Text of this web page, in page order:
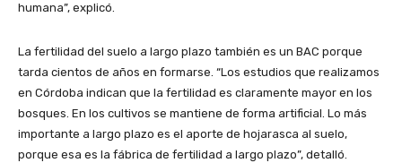
humana”, explicó.
La fertilidad del suelo a largo plazo también es un BAC porque
tarda cientos de años en formarse. “Los estudios que realizamos
en Córdoba indican que la fertilidad es claramente mayor en los
bosques. En los cultivos se mantiene de forma artificial. Lo más
importante a largo plazo es el aporte de hojarasca al suelo,
porque esa es la fábrica de fertilidad a largo plazo”, detalló.